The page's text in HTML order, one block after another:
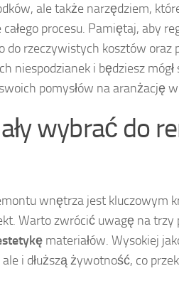
ale także narzędziem,
procesu. Pamiętaj, aby
do rzeczywistych kosztów oraz
niespodzianek i będziesz
pomysłów na aranżację
wybrać do
wnętrza jest kluczowym
Warto zwrócić uwagę na trzy
materiałów. Wysokiej
i dłuższą żywotność, co